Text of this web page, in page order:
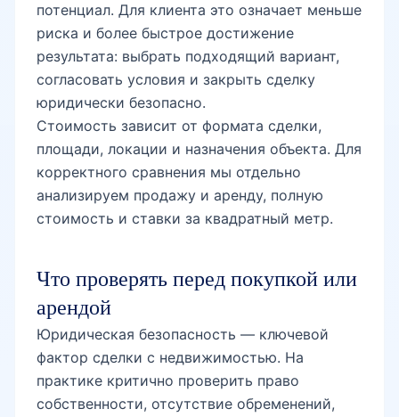
улица Нукус
Афросиаб
потенциал. Для клиента это означает меньше
риска и более быстрое достижение
результата: выбрать подходящий вариант,
согласовать условия и закрыть сделку
юридически безопасно.
Стоимость зависит от формата сделки,
площади, локации и назначения объекта. Для
корректного сравнения мы отдельно
анализируем продажу и аренду, полную
стоимость и ставки за квадратный метр.
Что проверять перед покупкой или
арендой
Юридическая безопасность — ключевой
фактор сделки с недвижимостью. На
практике критично проверить право
собственности, отсутствие обременений,